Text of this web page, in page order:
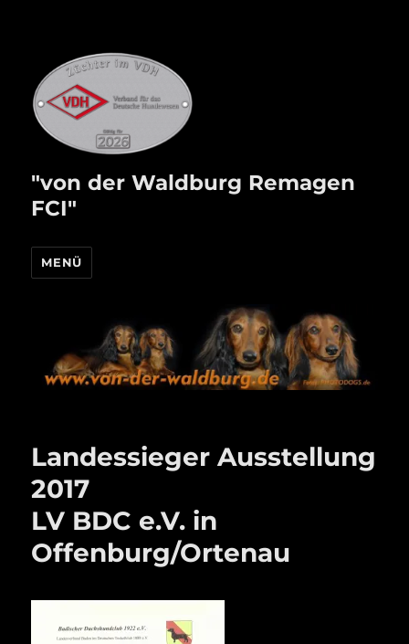
"von der Waldburg Remagen
FCI"
MENÜ
Landessieger Ausstellung
2017
LV BDC e.V. in
Offenburg/Ortenau